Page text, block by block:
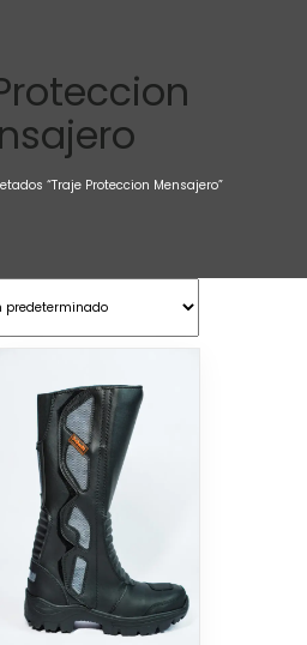
“Traje Proteccion Mensajero”